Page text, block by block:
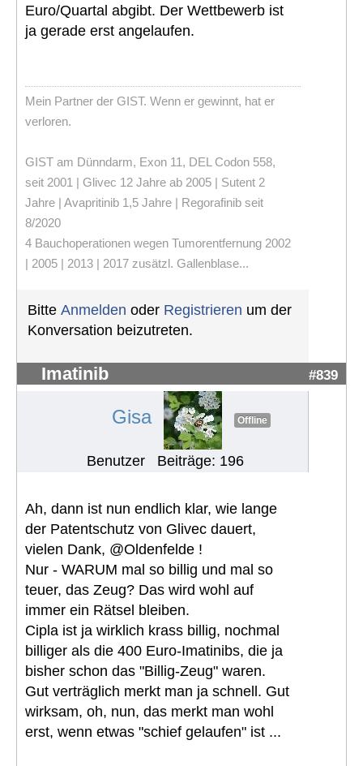
Euro/Quartal abgibt. Der Wettbewerb ist
ja gerade erst angelaufen.
Mein Partner der GIST. Wenn er gewinnt, hat er
verloren.
GIST am Dünndarm, Exon 11, DEL Codon 558,
seit 2001 | Glivec 12 Jahre ab 2005 | Sutent 2
Jahre | Avapritinib 1,5 Jahre | Regorafinib seit
8/2020
4 Bauchoperationen wegen Tumorentfernung 2002
| 2005 | 2013 | 2017 zusätzl. Gallenblase...
Bitte Anmelden oder Registrieren um der
Konversation beizutreten.
Imatinib #839
Gisa Offline
Benutzer Beiträge: 196
Ah, dann ist nun endlich klar, wie lange
der Patentschutz von Glivec dauert,
vielen Dank, @Oldenfelde !
Nur - WARUM mal so billig und mal so
teuer, das Zeug? Das wird wohl auf
immer ein Rätsel bleiben.
Cipla ist ja wirklich krass billig, nochmal
billiger als die 400 Euro-Imatinibs, die ja
bisher schon das "Billig-Zeug" waren.
Gut verträglich merkt man ja schnell. Gut
wirksam, oh, nun, das merkt man wohl
erst, wenn etwas "schief gelaufen" ist ...